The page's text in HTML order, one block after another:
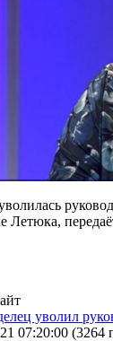
Летюка,
уволил
07:20:00 (3264